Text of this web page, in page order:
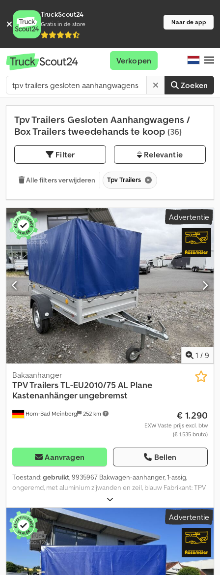
TruckScout24
Gratis in de store Naar de app
Zoeken
Verkopen
Tpv Trailers Gesloten Aanhangwagens /
Box Trailers tweedehands te koop (36)
Filter Relevantie
Alle filters verwijderen Tpv Trailers
Advertentie
1 / 9
Horn-Bad Meinberg 252 km
Bakaanhanger
TPV TrailersTL-EU2010/75 AL Plane
Kastenanhänger ungebremst
€ 1.290
EXW Vaste prijs excl. btw
(€ 1.535 bruto)
Aanvragen Bellen
Toestand:gebruikt, 9935967 Bakwagen-aanhanger, 1-assig,
ongeremd, met aluminium zijwanden en zeil, blauw Fabrikant: TPV
Type: TL-EU2010/75 AL Toegestaan totaal gewicht: 750 kg
Binnenafmetingen: 2030 x 1080 x 800 mm (L x B x H)
Buitenafmetingen: 2960 x 1520 x 890 mm (L x B x H) Toegestaan
totaal gewicht: 750 kg Kleur zeil: blauw Eerste toelating:
15.06.2022 Leeggewicht: 123 kg Cjdpfx Aqozp S Atowerf Nuttig
laadvermogen: 627 kg Vuurverzinkte dissel met langsliggerchassis
Robuuste, dubbelwandige en geanodiseerde aluminium
zijwanden 4 stabiele bevestigingsogen voor optimale
Advertentie